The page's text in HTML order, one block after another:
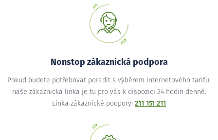
Nonstop zákaznická podpora
Pokud budete potřebovat poradit s výběrem internetového tarifu,
naše zákaznická linka je tu pro vás k dispozici 24 hodin denně.
Linka zákaznické podpory: 211 151 211